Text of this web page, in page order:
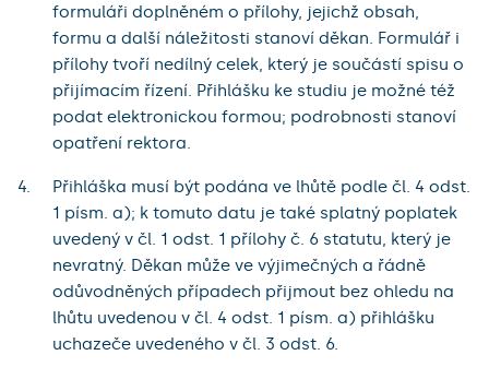
formuláři doplněném o přílohy, jejichž obsah,
formu a další náležitosti stanoví děkan. Formulář i
přílohy tvoří nedílný celek, který je součástí spisu o
přijímacím řízení. Přihlášku ke studiu je možné též
podat elektronickou formou; podrobnosti stanoví
opatření rektora.
Přihláška musí být podána ve lhůtě podle čl. 4 odst.
1 písm. a); k tomuto datu je také splatný poplatek
uvedený v čl. 1 odst. 1 přílohy č. 6 statutu, který je
nevratný. Děkan může ve výjimečných a řádně
odůvodněných případech přijmout bez ohledu na
lhůtu uvedenou v čl. 4 odst. 1 písm. a) přihlášku
uchazeče uvedeného v čl. 3 odst. 6.